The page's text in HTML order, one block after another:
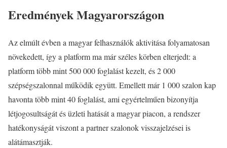
Eredmények Magyarországon
Az elmúlt évben a magyar felhasználók aktivitása folyamatosan
növekedett, így a platform ma már széles körben elterjedt: a
platform több mint 500 000 foglalást kezelt, és 2 000
szépségszalonnal működik együtt. Emellett már 1 000 szalon kap
havonta több mint 40 foglalást, ami egyértelműen bizonyítja
létjogosultságát és üzleti hatását a magyar piacon, a rendszer
hatékonyságát viszont a partner szalonok visszajelzései is
alátámasztják.